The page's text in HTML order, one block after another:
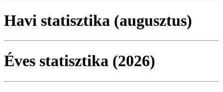
Havi statisztika (augusztus)
Éves statisztika (2026)